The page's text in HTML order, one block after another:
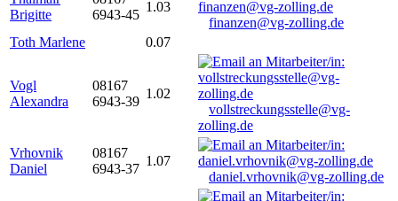
Brigitte
6943-45
1.03
finanzen@vg-zolling.de
Toth Marlene
0.07
Vogl
Alexandra
08167
6943-39
1.02
vollstreckungsstelle@vg-
zolling.de
Vrhovnik
Daniel
08167
6943-37
1.07
daniel.vrhovnik@vg-zolling.de